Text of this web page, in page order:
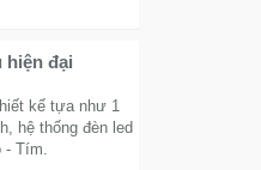
hiện đại
kế tựa như 1
hệ thống đèn led
- Tím.